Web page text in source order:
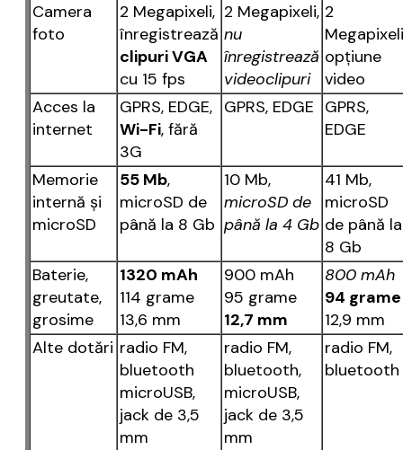
Camera
foto
2 Megapixeli,
înregistrează
clipuri VGA
cu 15 fps
2 Megapixeli,
nu
înregistrează
videoclipuri
2
opţiune
video
Acces la
internet
GPRS, EDGE,
Wi-Fi, fără
3G
GPRS, EDGE GPRS,
EDGE
Memorie
internă şi
microSD
55 Mb,
microSD de
până la 8 Gb
10 Mb,
microSD de
până la 4 Gb
41 Mb,
microSD
de până la
8 Gb
Baterie,
greutate,
grosime
1320 mAh
114 grame
13,6 mm
900 mAh
95 grame
12,7 mm
800 mAh
94 grame
12,9 mm
Alte dotări radio FM,
bluetooth
microUSB,
jack de 3,5
mm
radio FM,
bluetooth,
microUSB,
jack de 3,5
mm
radio FM,
bluetooth